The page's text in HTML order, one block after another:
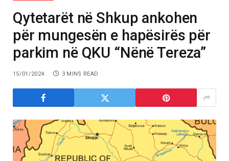
Qytetarët në Shkup ankohen
për mungesën e hapësirës për
parkim në QKU “Nënë Tereza”
15/01/2024 3 MINS READ